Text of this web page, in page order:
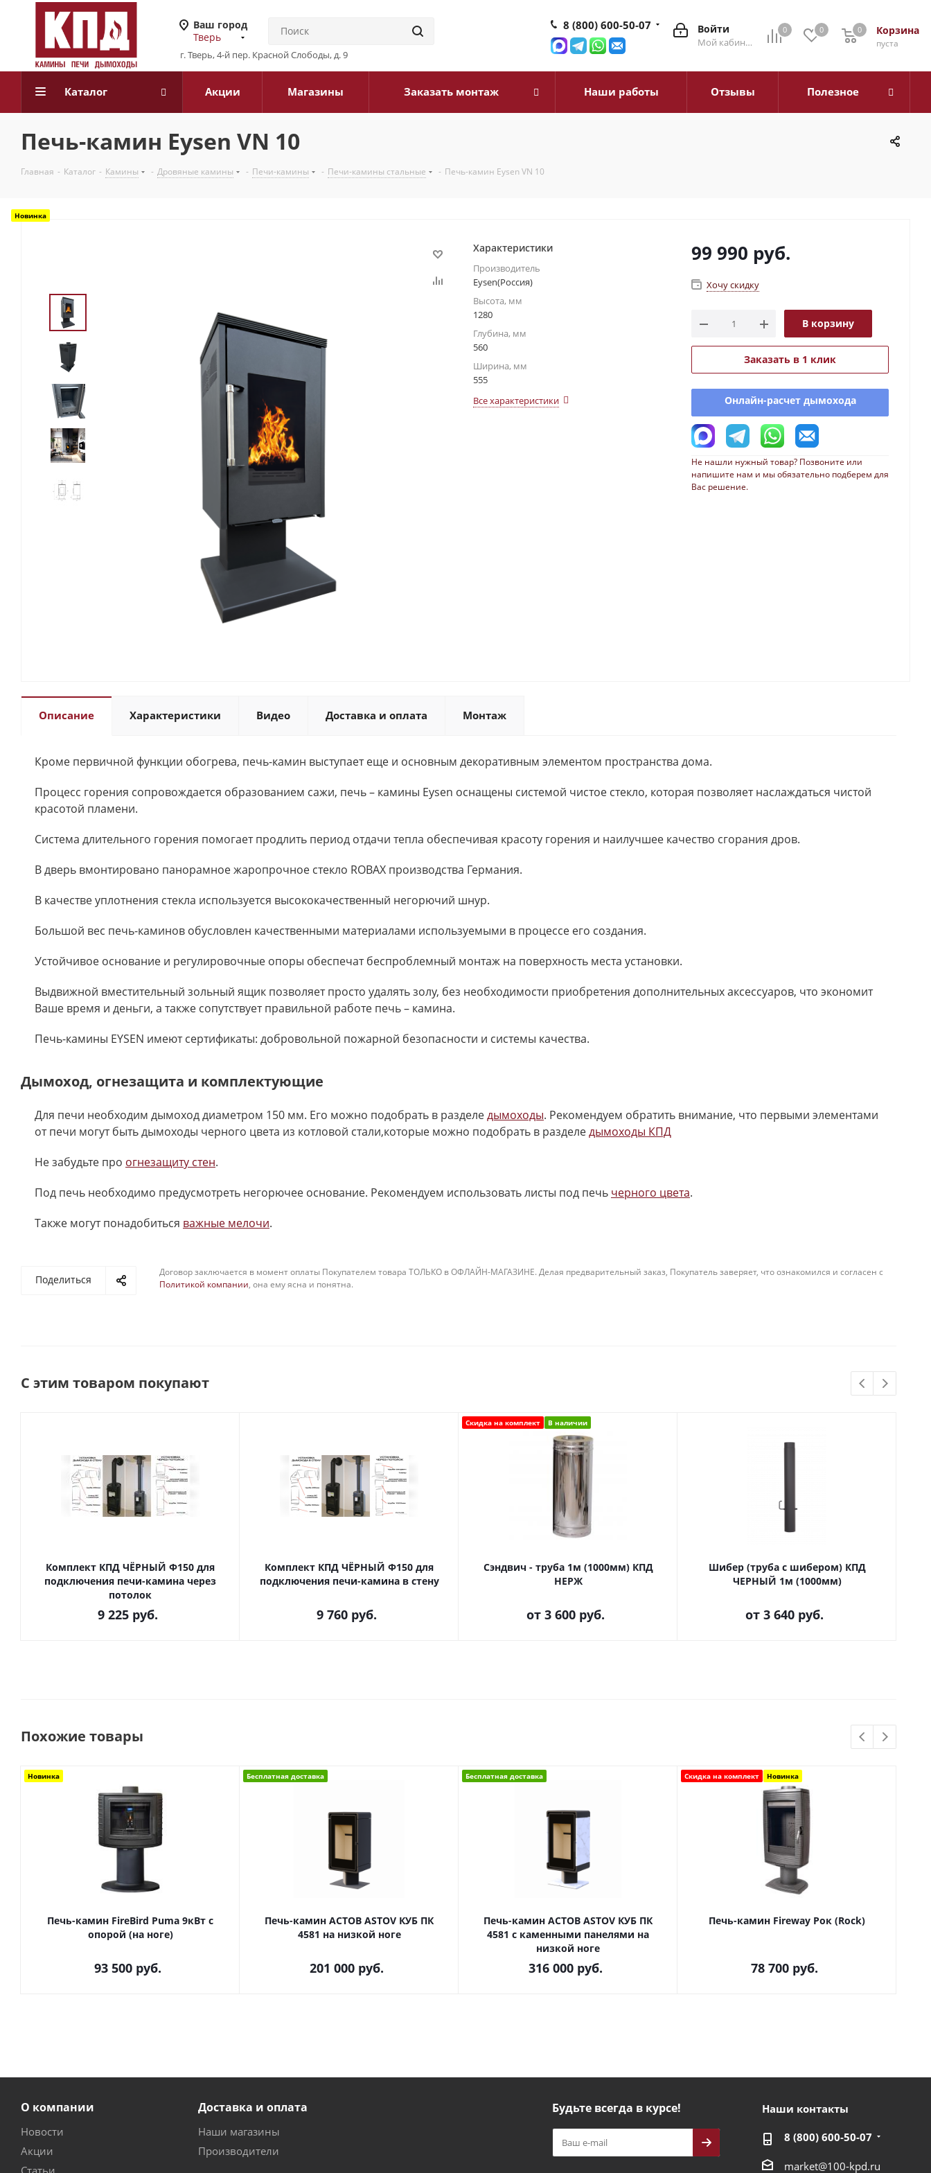
Ваш город
Тверь
г. Тверь, 4-й пер. Красной Слободы, д. 9
0 0 Корзина
0
пуста
0
Войти
Мой кабинет
8 (800) 600-50-07
Каталог Акции Магазины Заказать монтаж Наши работы Отзывы Полезное
Печь-камин Eysen VN 10
Главная - Каталог - Камины - Дровяные камины - Печи-камины - Печи-камины стальные - Печь-камин Eysen VN 10
Новинка
Характеристики
Производитель
Eysen(Россия)
Высота, мм
1280
Глубина, мм
560
Ширина, мм
555
Все характеристики
99 990 руб.
Хочу скидку
В корзину
Заказать в 1 клик
Онлайн-расчет дымохода
Не нашли нужный товар? Позвоните или
напишите нам и мы обязательно подберем для
Вас решение.
Описание Характеристики Видео Доставка и оплата Монтаж
Кроме первичной функции обогрева, печь-камин выступает еще и основным декоративным элементом пространства дома.
Процесс горения сопровождается образованием сажи, печь – камины Eysen оснащены системой чистое стекло, которая позволяет наслаждаться чистой
красотой пламени.
Система длительного горения помогает продлить период отдачи тепла обеспечивая красоту горения и наилучшее качество сгорания дров.
В дверь вмонтировано панорамное жаропрочное стекло ROBAX производства Германия.
В качестве уплотнения стекла используется высококачественный негорючий шнур.
Большой вес печь-каминов обусловлен качественными материалами используемыми в процессе его создания.
Устойчивое основание и регулировочные опоры обеспечат беспроблемный монтаж на поверхность места установки.
Выдвижной вместительный зольный ящик позволяет просто удалять золу, без необходимости приобретения дополнительных аксессуаров, что экономит
Ваше время и деньги, а также сопутствует правильной работе печь – камина.
Печь-камины EYSEN имеют сертификаты: добровольной пожарной безопасности и системы качества.
Дымоход, огнезащита и комплектующие
Для печи необходим дымоход диаметром 150 мм. Его можно подобрать в разделедымоходы. Рекомендуем обратить внимание, что первыми элементами
от печи могут быть дымоходы черного цвета из котловой стали,которые можно подобрать в разделедымоходы КПД
Не забудьте про огнезащиту стен.
Под печь необходимо предусмотреть негорючее основание. Рекомендуем использовать листы под печь черного цвета.
Также могут понадобиться важные мелочи.
Поделиться
Договор заключается в момент оплаты Покупателем товара ТОЛЬКО в ОФЛАЙН-МАГАЗИНЕ. Делая предварительный заказ, Покупатель заверяет, что ознакомился и согласен с
Политикой компании, она ему ясна и понятна.
С этим товаром покупают
Комплект КПД ЧЁРНЫЙ Ф150 для
подключения печи-камина через
потолок
9 225 руб.
Комплект КПД ЧЁРНЫЙ Ф150 для
подключения печи-камина в стену
9 760 руб.
Скидка на комплект В наличии
Сэндвич - труба 1м (1000мм) КПД
НЕРЖ
от 3 600 руб.
Шибер (труба с шибером) КПД
ЧЕРНЫЙ 1м (1000мм)
от 3 640 руб.
Похожие товары
Новинка
Печь-камин FireBird Puma 9кВт с
опорой (на ноге)
93 500 руб.
Бесплатная доставка
Печь-камин АСТОВ ASTOV КУБ ПК
4581 на низкой ноге
201 000 руб.
Бесплатная доставка
Печь-камин АСТОВ ASTOV КУБ ПК
4581 с каменными панелями на
низкой ноге
316 000 руб.
Скидка на комплект Новинка
Печь-камин Fireway Рок (Rock)
78 700 руб.
О компании
Новости
Акции
Статьи
Доставка и оплата
Наши магазины
Производители
Будьте всегда в курсе! Наши контакты
8 (800) 600-50-07
market@100-kpd.ru